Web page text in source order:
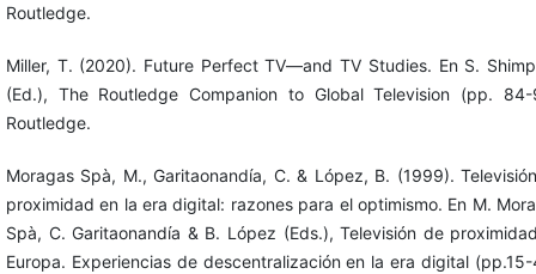
Routledge.
Miller, T. (2020). Future Perfect TV—and TV Studies. En S.
(Ed.), The Routledge Companion to Global Television (pp. 84-
Routledge.
Moragas Spà, M., Garitaonandía, C. & López, B. (1999).
proximidad en la era digital: razones para el optimismo. En M.
Spà, C. Garitaonandía & B. López (Eds.), Televisión de
Europa. Experiencias de descentralización en la era digital